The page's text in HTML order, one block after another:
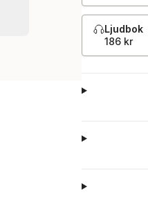
Ljudbok
186 kr